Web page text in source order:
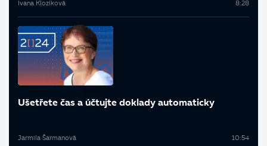
Ivana Klozíková 8:28
Ušetřete čas a účtujte doklady automaticky
Jarmila Šarmanová 10:54